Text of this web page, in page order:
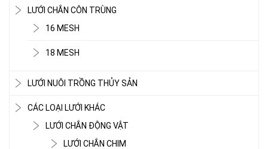
LƯỚI CHẮN CÔN TRÙNG
16 MESH
18 MESH
LƯỚI NUÔI TRỒNG THỦY SẢN
CÁC LOẠI LƯỚI KHÁC
LƯỚI CHẮN ĐỘNG VẬT
LƯỚI CHẮN CHIM